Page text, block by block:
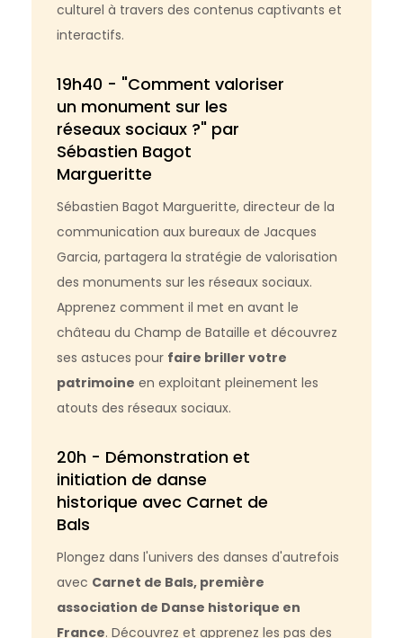
culturel à travers des contenus captivants et
interactifs.
19h40 - "Comment valoriser
un monument sur les
réseaux sociaux ?" par
Sébastien Bagot
Margueritte
Sébastien Bagot Margueritte, directeur de la
communication aux bureaux de Jacques
Garcia, partagera la stratégie de valorisation
des monuments sur les réseaux sociaux.
Apprenez comment il met en avant le
château du Champ de Bataille et découvrez
ses astuces pour faire briller votre
patrimoine en exploitant pleinement les
atouts des réseaux sociaux.
20h - Démonstration et
initiation de danse
historique avec Carnet de
Bals
Plongez dans l'univers des danses d'autrefois
avec Carnet de Bals, première
association de Danse historique en
France. Découvrez et apprenez les pas des